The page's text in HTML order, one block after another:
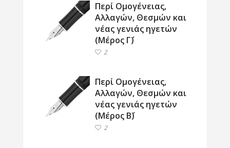
Περί Ομογένειας,
Αλλαγών, Θεσμών και
νέας γενιάς ηγετών
(Μέρος Γ΄)
2
Περί Ομογένειας,
Αλλαγών, Θεσμών και
νέας γενιάς ηγετών
(Μέρος Β΄)
2